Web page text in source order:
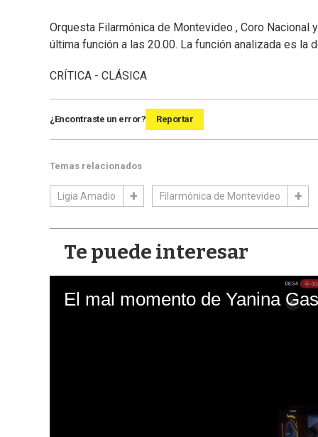
Orquesta Filarmónica de Montevideo , Coro Nacional
última función a las 20.00. La función analizada es la
CRÍTICA - CLÁSICA
¿Encontraste un error? Reportar
Temas relacionados
Ligia Amadio Filarmónica de Montevideo
Te puede interesar